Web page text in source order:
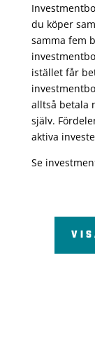
du köper
samma fem
istället får
alltså betala
själv.
aktiva
Se